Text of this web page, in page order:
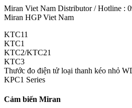
Miran Viet Nam Distributor / Hotline :
Miran HGP Viet Nam
KTC11
KTC1
KTC2/KTC21
KTC3
Thước đo điện tử loại thanh kéo nhỏ
KPC1 Series
Cảm biến Miran